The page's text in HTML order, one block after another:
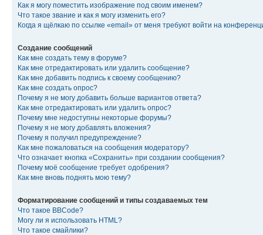
Как я могу поместить изображение под своим именем?
Что такое звание и как я могу изменить его?
Когда я щёлкаю по ссылке «email» от меня требуют войти на
Создание сообщений
Как мне создать тему в форуме?
Как мне отредактировать или удалить сообщение?
Как мне добавить подпись к своему сообщению?
Как мне создать опрос?
Почему я не могу добавить больше вариантов ответа?
Как мне отредактировать или удалить опрос?
Почему мне недоступны некоторые форумы?
Почему я не могу добавлять вложения?
Почему я получил предупреждение?
Как мне пожаловаться на сообщения модератору?
Что означает кнопка «Сохранить» при создании сообщения?
Почему моё сообщение требует одобрения?
Как мне вновь поднять мою тему?
Форматирование сообщений и типы создаваемых тем
Что такое BBCode?
Могу ли я использовать HTML?
Что такое смайлики?